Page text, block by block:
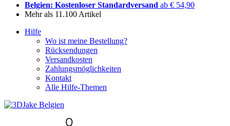
Belgien: Kostenloser Standardversand ab € 54,90
Mehr als 11.100 Artikel
Hilfe
Wo ist meine Bestellung?
Rücksendungen
Versandkosten
Zahlungsmöglichkeiten
Kontakt
Alle Hilfe-Themen